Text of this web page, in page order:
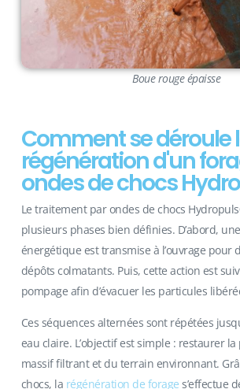
Boue rouge épaisse
Comment se déroule
régénération d'un
ondes de chocs
Le traitement par ondes de chocs
plusieurs phases bien définies. D’abord,
énergétique est transmise à l’ouvrage pour
dépôts colmatants. Puis, cette action est
pompage afin d’évacuer les particules
Ces séquences alternées sont répétées
eau claire. L’objectif est simple : restaurer
massif filtrant et du terrain environnant.
chocs, la régénération de forage s’effectue